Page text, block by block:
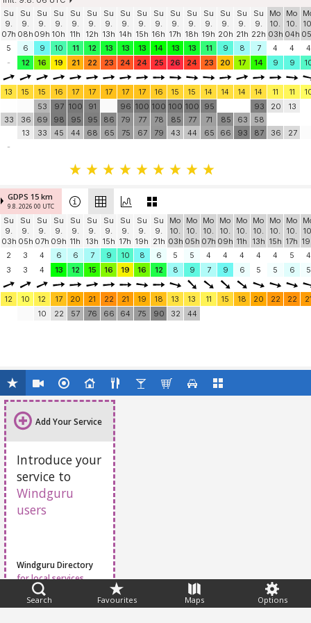
Su
9.
07h
Su
9.
08h
Su
9.
09h
Su
9.
10h
Su
9.
11h
Su
9.
12h
Su
9.
13h
Su
9.
14h
Su
9.
15h
Su
9.
16h
Su
9.
17h
Su
9.
18h
Su
9.
19h
Su
9.
20h
Su
9.
21h
Su
9.
22h
Mo
10.
03h
Mo
10.
04h
5
6 9 10 11 12 13 13 13 14 13 13 11 9 8 7 4 4
4
-
12 16 19 21 22 23 24 24 25 26 24 23 20 17 14 9 9
13 15 15 16 17 17 17 17 17 16 15 15 14 14 14 14 11 11
33
36
13
53
69
33
97
98
45
100
95
44
91
95
68
86
65
96
79
75
100
77
67
100
78
79
100
85
43
100
77
44
95
71
65
85
66
63
93
93
58
87
20
36
13
27
-
GDPS 15 km
9.8. 2026 00 UTC
Su
9.
03h
Su
9.
05h
Su
9.
07h
Su
9.
09h
Su
9.
11h
Su
9.
13h
Su
9.
15h
Su
9.
17h
Su
9.
19h
Su
9.
21h
Mo
10.
03h
Mo
10.
05h
Mo
10.
07h
Mo
10.
09h
Mo
10.
11h
Mo
10.
13h
Mo
10.
15h
Mo
10.
17h
2
3 4 6 6 7 9 10 8 6 5 5 4 4 4 4 4 5
4
3
3 4 13 12 15 16 19 16 12 8 9 7 9 6 5 5 6 5
12 10 12 17 20 21 22 21 19 18 13 13 11 15 18 20 22 22
10
22 57 76 66 64 75 90 32 44
Search Favourites Maps Options
Add Your Service
Introduce your
service to
Windguru
users
Windguru Directory
for local services
Feedback